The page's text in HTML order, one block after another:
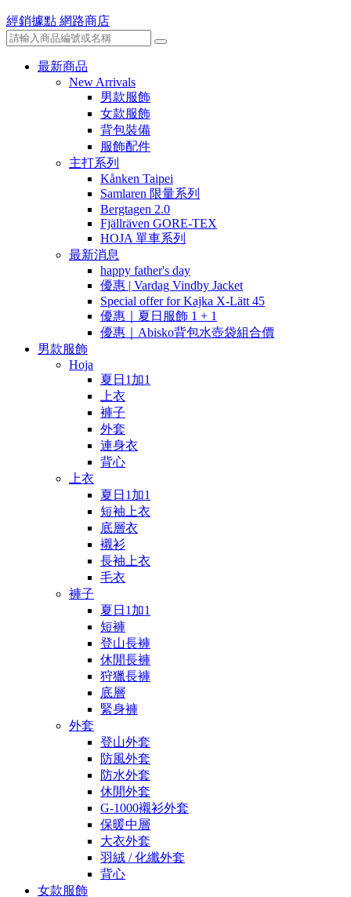
經銷據點 網路商店
最新商品
New Arrivals
男款服飾
女款服飾
背包裝備
服飾配件
主打系列
Kånken Taipei
Samlaren 限量系列
Bergtagen 2.0
Fjällräven GORE-TEX
HOJA 單車系列
最新消息
happy father's day
優惠 | Vardag Vindby Jacket
Special offer for Kajka X-Lätt 45
優惠｜夏日服飾 1 + 1
優惠｜Abisko背包水壺袋組合價
男款服飾
Hoja
夏日1加1
上衣
褲子
外套
連身衣
背心
上衣
夏日1加1
短袖上衣
底層衣
襯衫
長袖上衣
毛衣
褲子
夏日1加1
短褲
登山長褲
休閒長褲
狩獵長褲
底層
緊身褲
外套
登山外套
防風外套
防水外套
休閒外套
G-1000襯衫外套
保暖中層
大衣外套
羽絨 / 化纖外套
背心
女款服飾